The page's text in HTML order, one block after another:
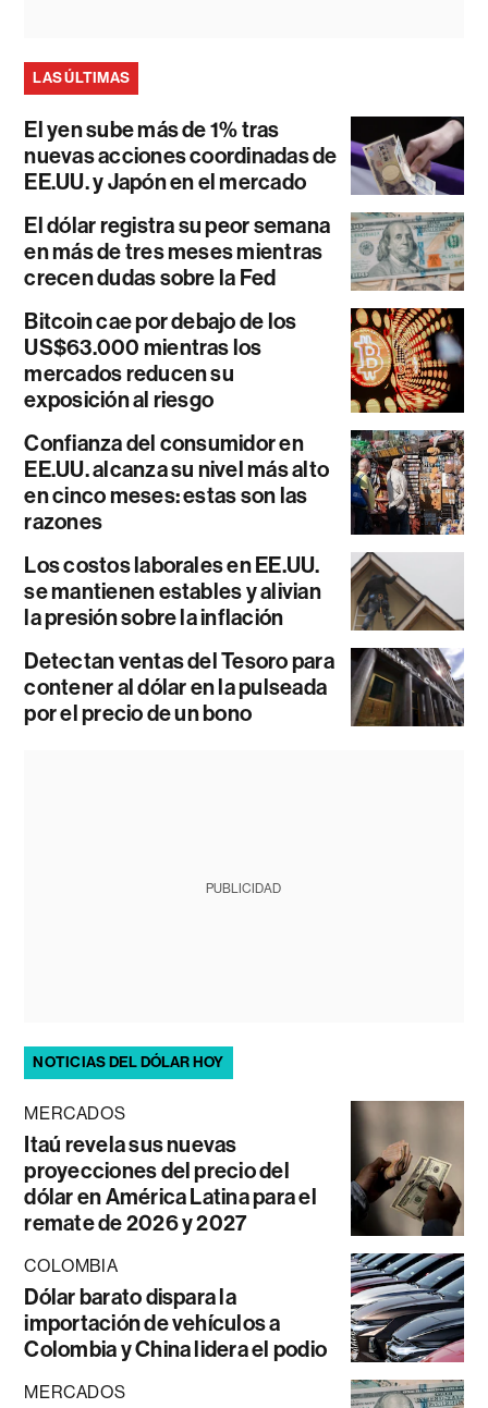
LAS ÚLTIMAS
El yen sube más de 1% tras
nuevas acciones coordinadas de
EE.UU. y Japón en el mercado
El dólar registra su peor semana
en más de tres meses mientras
crecen dudas sobre la Fed
Bitcoin cae por debajo de los
US$63.000 mientras los
mercados reducen su
exposición al riesgo
Confianza del consumidor en
EE.UU. alcanza su nivel más alto
en cinco meses: estas son las
razones
Los costos laborales en EE.UU.
se mantienen estables y alivian
la presión sobre la inflación
Detectan ventas del Tesoro para
contener al dólar en la pulseada
por el precio de un bono
PUBLICIDAD
NOTICIAS DEL DÓLAR HOY
MERCADOS
Itaú revela sus nuevas
proyecciones del precio del
dólar en América Latina para el
remate de 2026 y 2027
COLOMBIA
Dólar barato dispara la
importación de vehículos a
Colombia y China lidera el podio
MERCADOS